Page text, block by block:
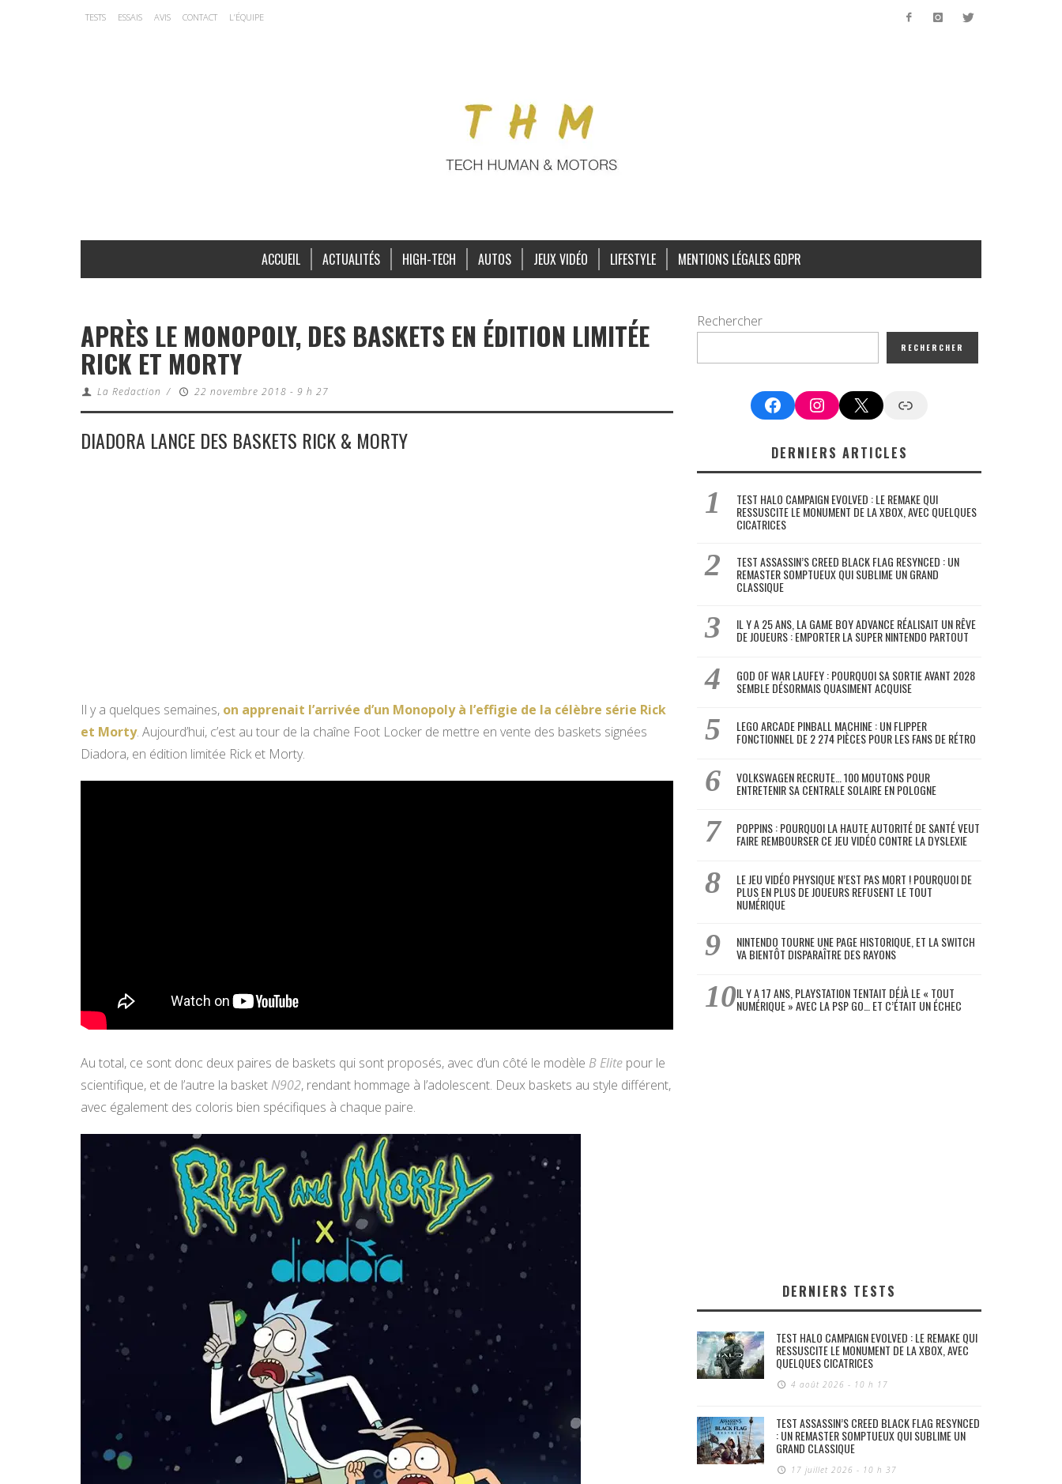
TESTS ESSAIS AVIS CONTACT L’ÉQUIPE
ACCUEIL ACTUALITÉS HIGH-TECH AUTOS JEUX VIDÉO LIFESTYLE MENTIONS LÉGALES GDPR
APRÈS LE MONOPOLY, DES BASKETS EN ÉDITION LIMITÉE
RICK ET MORTY
La Redaction / 22 novembre 2018 - 9 h 27
DIADORA LANCE DES BASKETS RICK & MORTY
Il y a quelques semaines, on apprenait l’arrivée d’un Monopoly à l’effigie de la célèbre série Rick
et Morty. Aujourd’hui, c’est au tour de la chaîne Foot Locker de mettre en vente des baskets signées
Diadora, en édition limitée Rick et Morty.
Au total, ce sont donc deux paires de baskets qui sont proposés, avec d’un côté le modèle B Elite pour le
scientifique, et de l’autre la basket N902, rendant hommage à l’adolescent. Deux baskets au style différent,
avec également des coloris bien spécifiques à chaque paire.
Rechercher
RECHERCHER
FacebookInstagram
X Google News
DERNIERS ARTICLES
TEST HALO CAMPAIGN EVOLVED : LE REMAKE QUI
RESSUSCITE LE MONUMENT DE LA XBOX, AVEC QUELQUES
CICATRICES
TEST ASSASSIN’S CREED BLACK FLAG RESYNCED : UN
REMASTER SOMPTUEUX QUI SUBLIME UN GRAND
CLASSIQUE
IL Y A 25 ANS, LA GAME BOY ADVANCE RÉALISAIT UN RÊVE
DE JOUEURS : EMPORTER LA SUPER NINTENDO PARTOUT
GOD OF WAR LAUFEY : POURQUOI SA SORTIE AVANT 2028
SEMBLE DÉSORMAIS QUASIMENT ACQUISE
LEGO ARCADE PINBALL MACHINE : UN FLIPPER
FONCTIONNEL DE 2 274 PIÈCES POUR LES FANS DE RÉTRO
VOLKSWAGEN RECRUTE… 100 MOUTONS POUR
ENTRETENIR SA CENTRALE SOLAIRE EN POLOGNE
POPPINS : POURQUOI LA HAUTE AUTORITÉ DE SANTÉ VEUT
FAIRE REMBOURSER CE JEU VIDÉO CONTRE LA DYSLEXIE
LE JEU VIDÉO PHYSIQUE N’EST PAS MORT ! POURQUOI DE
PLUS EN PLUS DE JOUEURS REFUSENT LE TOUT
NUMÉRIQUE
NINTENDO TOURNE UNE PAGE HISTORIQUE, ET LA SWITCH
VA BIENTÔT DISPARAÎTRE DES RAYONS
IL Y A 17 ANS, PLAYSTATION TENTAIT DÉJÀ LE « TOUT
NUMÉRIQUE » AVEC LA PSP GO… ET C’ÉTAIT UN ÉCHEC
DERNIERS TESTS
TEST HALO CAMPAIGN EVOLVED : LE REMAKE QUI
RESSUSCITE LE MONUMENT DE LA XBOX, AVEC
QUELQUES CICATRICES
4 août 2026 - 10 h 17
TEST ASSASSIN’S CREED BLACK FLAG RESYNCED
: UN REMASTER SOMPTUEUX QUI SUBLIME UN
GRAND CLASSIQUE
17 juillet 2026 - 10 h 37